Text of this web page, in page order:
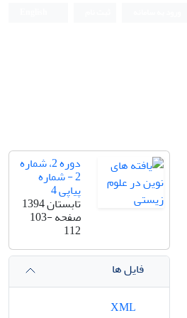
دوره 2، شماره
2 - شماره
پیاپی 4
تابستان 1394
صفحه103-
112
فایل ها